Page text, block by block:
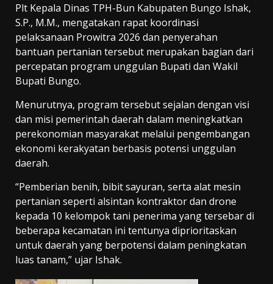
Plt Kepala Dinas TPH-Bun Kabupaten Bungo Ishak,
S.P., M.M., mengatakan rapat koordinasi
pelaksanaan Prowitra 2026 dan penyerahan
bantuan pertanian tersebut merupakan bagian dari
percepatan program unggulan Bupati dan Wakil
Bupati Bungo.
Menurutnya, program tersebut sejalan dengan visi
dan misi pemerintah daerah dalam meningkatkan
perekonomian masyarakat melalui pengembangan
ekonomi kerakyatan berbasis potensi unggulan
daerah.
“Pemberian benih, bibit sayuran, serta alat mesin
pertanian seperti alsintan kontraktor dan drone
kepada 10 kelompok tani penerima yang tersebar di
beberapa kecamatan ini tentunya diprioritaskan
untuk daerah yang berpotensi dalam peningkatan
luas tanam,” ujar Ishak.